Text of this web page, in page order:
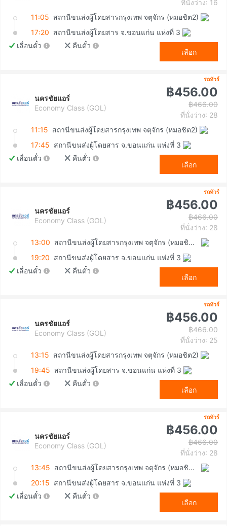
ที่นั่งว่าง: 16
11:05 สถานีขนส่งผู้โดยสารกรุงเทพ จตุจักร (หมอชิต2)
17:20 สถานีขนส่งผู้โดยสาร จ.ขอนแก่น แห่งที่ 3
เลื่อนตั๋ว
คืนตั๋ว
เลือก
รถทัวร์
นครชัยแอร์
Economy Class (GOL)
฿456.00
฿466.00
ที่นั่งว่าง: 28
11:15 สถานีขนส่งผู้โดยสารกรุงเทพ จตุจักร (หมอชิต2)
17:45 สถานีขนส่งผู้โดยสาร จ.ขอนแก่น แห่งที่ 3
เลื่อนตั๋ว
คืนตั๋ว
เลือก
รถทัวร์
นครชัยแอร์
Economy Class (GOL)
฿456.00
฿466.00
ที่นั่งว่าง: 28
13:00
สถานีขนส่งผู้โดยสารกรุงเทพ จตุจักร (หมอชิต2)
19:20 สถานีขนส่งผู้โดยสาร จ.ขอนแก่น แห่งที่ 3
เลื่อนตั๋ว
คืนตั๋ว
เลือก
รถทัวร์
นครชัยแอร์
Economy Class (GOL)
฿456.00
฿466.00
ที่นั่งว่าง: 25
13:15 สถานีขนส่งผู้โดยสารกรุงเทพ จตุจักร (หมอชิต2)
19:45 สถานีขนส่งผู้โดยสาร จ.ขอนแก่น แห่งที่ 3
เลื่อนตั๋ว
คืนตั๋ว
เลือก
รถทัวร์
นครชัยแอร์
Economy Class (GOL)
฿456.00
฿466.00
ที่นั่งว่าง: 28
13:45
สถานีขนส่งผู้โดยสารกรุงเทพ จตุจักร (หมอชิต2)
20:15 สถานีขนส่งผู้โดยสาร จ.ขอนแก่น แห่งที่ 3
เลื่อนตั๋ว
คืนตั๋ว
เลือก